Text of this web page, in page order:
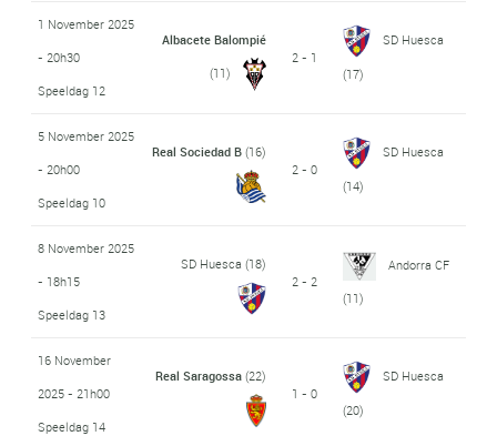
1 November 2025
- 20h30
Speeldag 12
Albacete Balompié
(11)
2 - 1
SD Huesca
(17)
5 November 2025
- 20h00
Speeldag 10
Real Sociedad B(16)
2 - 0
SD Huesca
(14)
8 November 2025
- 18h15
Speeldag 13
SD Huesca (18)
2 - 2
Andorra CF
(11)
16 November
2025 - 21h00
Speeldag 14
Real Saragossa(22)
1 - 0
SD Huesca
(20)